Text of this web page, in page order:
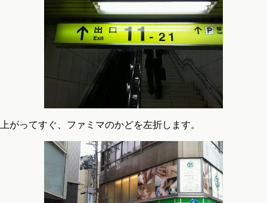
上がってすぐ、ファミマのかどを左折します。